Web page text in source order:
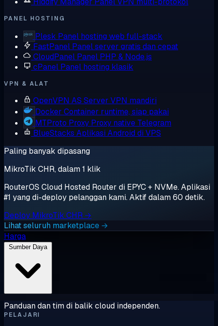
PANEL HOSTING
Plesk Panel hosting web full-stack
FastPanel Panel server gratis dan cepat
CloudPanel Panel PHP & Node.js
cPanel Panel hosting klasik
VPN & ALAT
OpenVPN AS Server VPN mandiri
Docker Container runtime, siap pakai
MTProto Proxy Proxy native Telegram
BlueStacks Aplikasi Android di VPS
Paling banyak dipasang
MikroTik CHR, dalam 1 klik
RouterOS Cloud Hosted Router di EPYC + NVMe. Aplikasi
#1 yang di-deploy pelanggan kami. Aktif dalam 60 detik.
Deploy MikroTik CHR →
Lihat seluruh marketplace →
Harga
Sumber Daya
Panduan dan tim di balik cloud independen.
PELAJARI